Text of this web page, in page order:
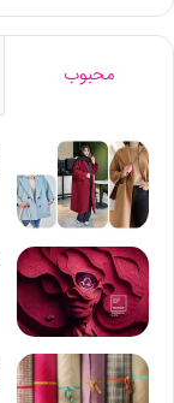
محبوب